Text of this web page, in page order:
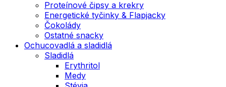
Proteínové čipsy a krekry
Energetické tyčinky & Flapjacky
Čokolády
Ostatné snacky
Ochucovadlá a sladidlá
Sladidlá
Erythritol
Medy